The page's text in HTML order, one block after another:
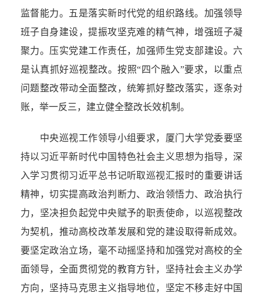
监督能力。五是落实新时代党的组织路线。加强领导
班子自身建设，提振攻坚克难的精气神，增强班子凝
聚力。压实党建工作责任，加强师生党支部建设。六
是认真抓好巡视整改。按照“四个融入”要求，以重点
问题整改带动全面整改，统筹抓好整改落实，逐条对
账，举一反三，建立健全整改长效机制。
中央巡视工作领导小组要求，厦门大学党委要坚
持以习近平新时代中国特色社会主义思想为指导，深
入学习贯彻习近平总书记听取巡视汇报时的重要讲话
精神，切实提高政治判断力、政治领悟力、政治执行
力，坚决担负起党中央赋予的职责使命，以巡视整改
为契机，推动高校改革发展和党的建设取得新成效。
要坚定政治立场，毫不动摇坚持和加强党对高校的全
面领导，全面贯彻党的教育方针，坚持社会主义办学
方向，坚持马克思主义指导地位，坚定不移走好中国